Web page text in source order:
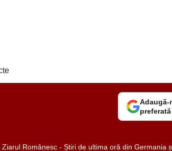
Adaugă-
Românesc - Știri de ultima oră din Germania